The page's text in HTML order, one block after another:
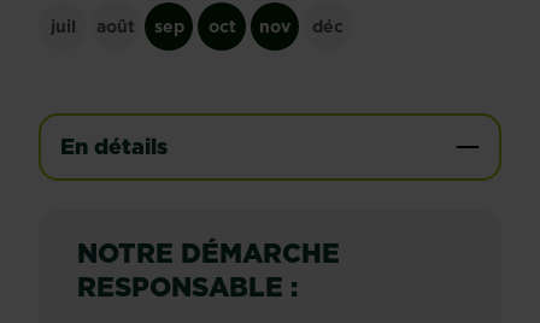
juil août sep oct nov déc
En détails
NOTRE DÉMARCHE
RESPONSABLE :